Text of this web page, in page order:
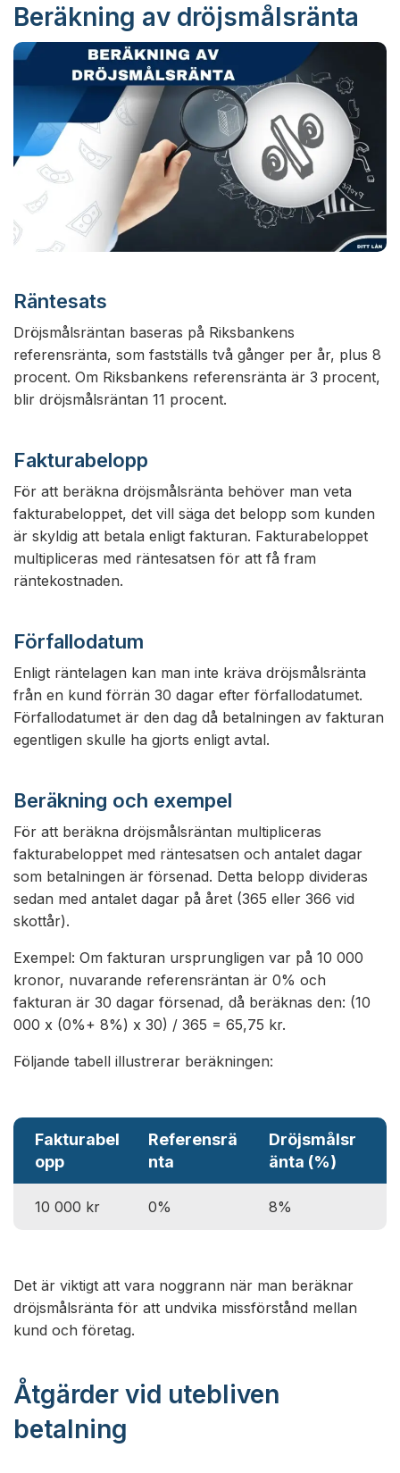
Beräkning av dröjsmålsränta
Räntesats
Dröjsmålsräntan baseras på Riksbankens
referensränta, som fastställs två gånger per år, plus 8
procent. Om Riksbankens referensränta är 3 procent,
blir dröjsmålsräntan 11 procent.
Fakturabelopp
För att beräkna dröjsmålsränta behöver man veta
fakturabeloppet, det vill säga det belopp som kunden
är skyldig att betala enligt fakturan. Fakturabeloppet
multipliceras med räntesatsen för att få fram
räntekostnaden.
Förfallodatum
Enligt räntelagen kan man inte kräva dröjsmålsränta
från en kund förrän 30 dagar efter förfallodatumet.
Förfallodatumet är den dag då betalningen av fakturan
egentligen skulle ha gjorts enligt avtal.
Beräkning och exempel
För att beräkna dröjsmålsräntan multipliceras
fakturabeloppet med räntesatsen och antalet dagar
som betalningen är försenad. Detta belopp divideras
sedan med antalet dagar på året (365 eller 366 vid
skottår).
Exempel: Om fakturan ursprungligen var på 10 000
kronor, nuvarande referensräntan är 0% och
fakturan är 30 dagar försenad, då beräknas den: (10
000 x (0%+ 8%) x 30) / 365 = 65,75 kr.
Följande tabell illustrerar beräkningen:
Fakturabel
opp
Referensrä
nta
Dröjsmålsr
änta (%)
10 000 kr 0% 8%
Det är viktigt att vara noggrann när man beräknar
dröjsmålsränta för att undvika missförstånd mellan
kund och företag.
Åtgärder vid utebliven
betalning